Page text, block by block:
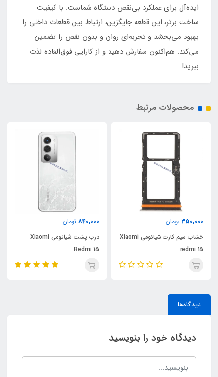
ایده‌آل برای عملکرد بی‌نقص دستگاه شماست. با کیفیت
ساخت برتر، این قطعه جایگزین، ارتباط بین قطعات داخلی را
بهبود می‌بخشد و تجربه‌ای روان و بدون نقص را تضمین
می‌کند. هم‌اکنون سفارش دهید و از کارایی فوق‌العاده لذت
ببرید!
محصولات مرتبط
350,000 تومان
خشاب سیم کارت شیائومی Xiaomi
redmi 15
840,000 تومان
درب پشت شیائومی Xiaomi
Redmi 15
دیدگاه‌ها
دیدگاه خود را بنویسید